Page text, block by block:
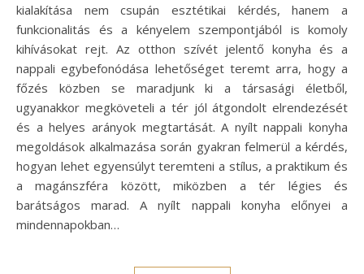
kialakítása nem csupán esztétikai kérdés, hanem a
funkcionalitás és a kényelem szempontjából is komoly
kihívásokat rejt. Az otthon szívét jelentő konyha és a
nappali egybefonódása lehetőséget teremt arra, hogy a
főzés közben se maradjunk ki a társasági életből,
ugyanakkor megköveteli a tér jól átgondolt elrendezését
és a helyes arányok megtartását. A nyílt nappali konyha
megoldások alkalmazása során gyakran felmerül a kérdés,
hogyan lehet egyensúlyt teremteni a stílus, a praktikum és
a magánszféra között, miközben a tér légies és
barátságos marad. A nyílt nappali konyha előnyei a
mindennapokban…